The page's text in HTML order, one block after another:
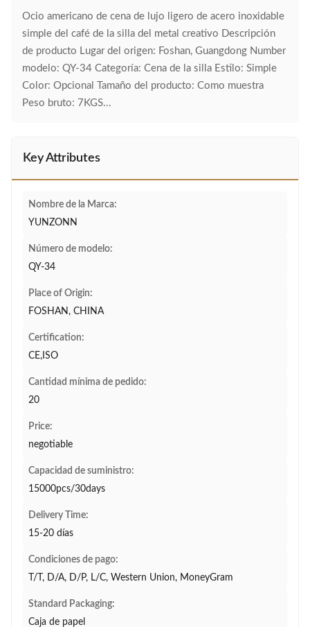
Ocio americano de cena de lujo ligero de acero inoxidable
simple del café de la silla del metal creativo Descripción
de producto Lugar del origen: Foshan, Guangdong Number
modelo: QY-34 Categoría: Cena de la silla Estilo: Simple
Color: Opcional Tamaño del producto: Como muestra
Peso bruto: 7KGS...
Key Attributes
Nombre de la Marca:
YUNZONN
Número de modelo:
QY-34
Place of Origin:
FOSHAN, CHINA
Certification:
CE,ISO
Cantidad mínima de pedido:
20
Price:
negotiable
Capacidad de suministro:
15000pcs/30days
Delivery Time:
15-20 días
Condiciones de pago:
T/T, D/A, D/P, L/C, Western Union, MoneyGram
Standard Packaging:
Caja de papel